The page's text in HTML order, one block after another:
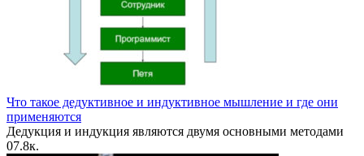
Что такое дедуктивное и индуктивное мышление и где они
применяются
Дедукция и индукция являются двумя основными методами
07.8к.